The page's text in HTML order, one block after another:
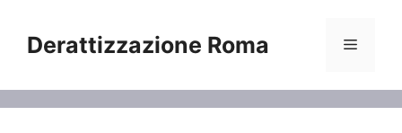
contenuto
Derattizzazione Roma Menu